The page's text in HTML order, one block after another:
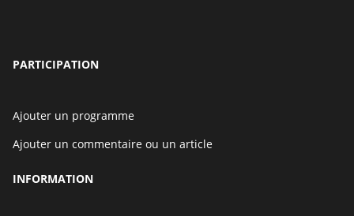
PARTICIPATION
Ajouter un programme
Ajouter un commentaire ou un article
INFORMATION